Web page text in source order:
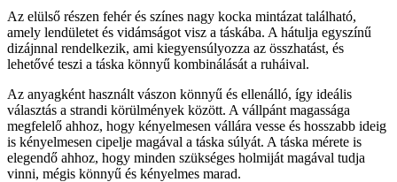
Az elülső részen fehér és színes nagy kocka mintázat található,
amely lendületet és vidámságot visz a táskába. A hátulja egyszínű
dizájnnal rendelkezik, ami kiegyensúlyozza az összhatást, és
lehetővé teszi a táska könnyű kombinálását a ruháival.
Az anyagként használt vászon könnyű és ellenálló, így ideális
választás a strandi körülmények között. A vállpánt magassága
megfelelő ahhoz, hogy kényelmesen vállára vesse és hosszabb ideig
is kényelmesen cipelje magával a táska súlyát. A táska mérete is
elegendő ahhoz, hogy minden szükséges holmiját magával tudja
vinni, mégis könnyű és kényelmes marad.